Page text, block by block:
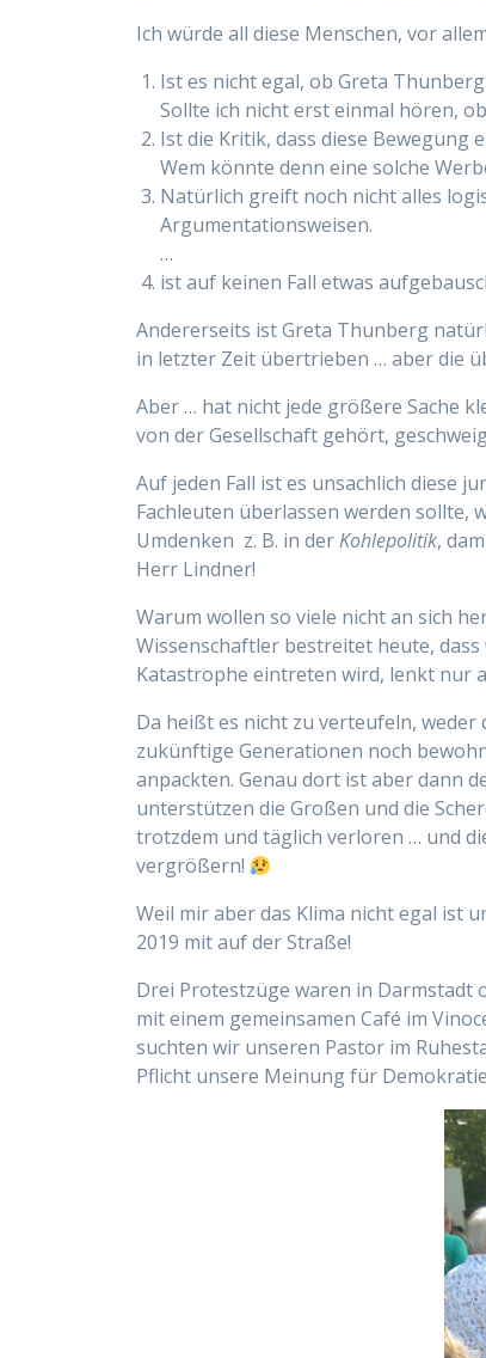
Ich würde all diese Menschen, vor
Ist es nicht egal, ob Greta Thunberg
Sollte ich nicht erst einmal hören,
Ist die Kritik, dass diese Bewegung
Wem könnte denn eine solche
Natürlich greift noch nicht alles
Argumentationsweisen.
…
ist auf keinen Fall etwas
Andererseits ist Greta Thunberg
in letzter Zeit übertrieben … aber die
Aber … hat nicht jede größere Sache
von der Gesellschaft gehört,
Auf jeden Fall ist es unsachlich diese
Fachleuten überlassen werden sollte,
Umdenken z. B. in derKohlepolitik,
Herr Lindner!
Warum wollen so viele nicht an sich
Wissenschaftler bestreitet heute,
Katastrophe eintreten wird, lenkt nur
Da heißt es nicht zu verteufeln,
zukünftige Generationen noch
anpackten. Genau dort ist aber dann
unterstützen die Großen und die
trotzdem und täglich verloren … und
vergrößern!
Weil mir aber das Klima nicht egal ist
2019 mit auf der Straße!
Drei Protestzüge waren in Darmstadt
mit einem gemeinsamen Café im
suchten wir unseren Pastor im
Pflicht unsere Meinung für